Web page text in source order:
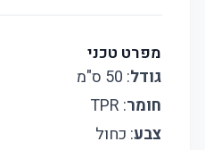
מפרט טכני
גודל: 50 ס"מ
חומר: TPR
צבע: כחול